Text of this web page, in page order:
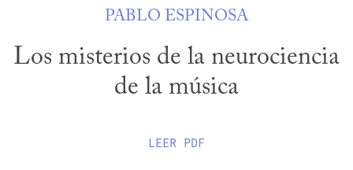
PABLO ESPINOSA
Los misterios de la neurociencia
de la música
LEER PDF